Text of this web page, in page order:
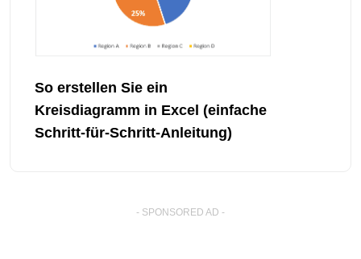
So erstellen Sie ein
Kreisdiagramm in Excel (einfache
Schritt-für-Schritt-Anleitung)
- SPONSORED AD -